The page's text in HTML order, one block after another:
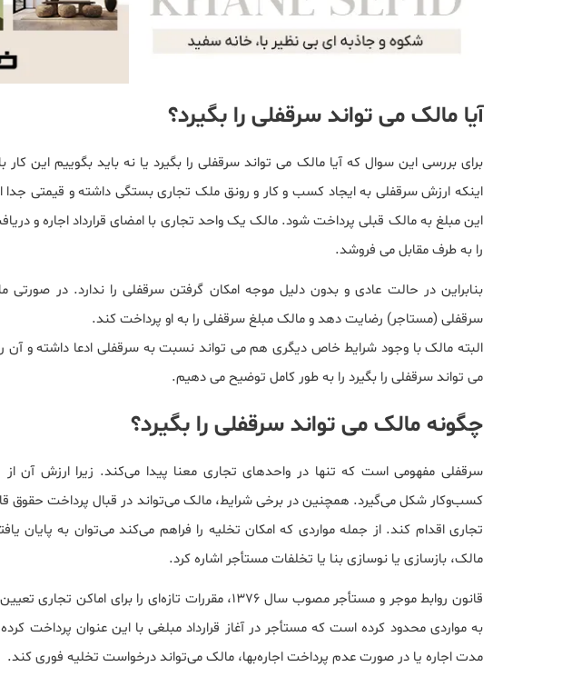
آیا مالک می تواند سرقفلی را بگیرد؟
برای بررسی این سوال که آیا مالک می تواند سرقفلی را بگیرد یا نه باید بگوییم این
اینکه ارزش سرقفلی به ایجاد کسب و کار و رونق ملک تجاری بستگی داشته و قیمتی جدا
این مبلغ به مالک قبلی پرداخت شود. مالک یک واحد تجاری با امضای قرارداد اجاره و
را به طرف مقابل می فروشد.
بنابراین در حالت عادی و بدون دلیل موجه امکان گرفتن سرقفلی را ندارد. در صورتی
سرقفلی (مستاجر) رضایت دهد و مالک مبلغ سرقفلی را به او پرداخت کند.
البته مالک با وجود شرایط خاص دیگری هم می تواند نسبت به سرقفلی ادعا داشته و آن را
می تواند سرقفلی را بگیرد را به طور کامل توضیح می دهیم.
چگونه مالک می تواند سرقفلی را بگیرد؟
سرقفلی مفهومی است که تنها در واحدهای تجاری معنا پیدا می‌کند. زیرا ارزش آن
کسب‌وکار شکل می‌گیرد. همچنین در برخی شرایط، مالک می‌تواند در قبال پرداخت حقوق
تجاری اقدام کند. از جمله مواردی که امکان تخلیه را فراهم می‌کند می‌توان به پایان
مالک، بازسازی یا نوسازی بنا یا تخلفات مستأجر اشاره کرد.
قانون روابط موجر و مستأجر مصوب سال ۱۳۷۶، مقررات تازه‌ای
به مواردی محدود کرده است که مستأجر در آغاز قرارداد مبلغی با این عنوان پرداخت
مدت اجاره یا در صورت عدم پرداخت اجاره‌بها، مالک می‌تواند درخواست تخلیه فوری کند.